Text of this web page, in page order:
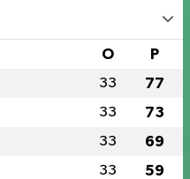
O P
33 77
33 73
33 69
33 59